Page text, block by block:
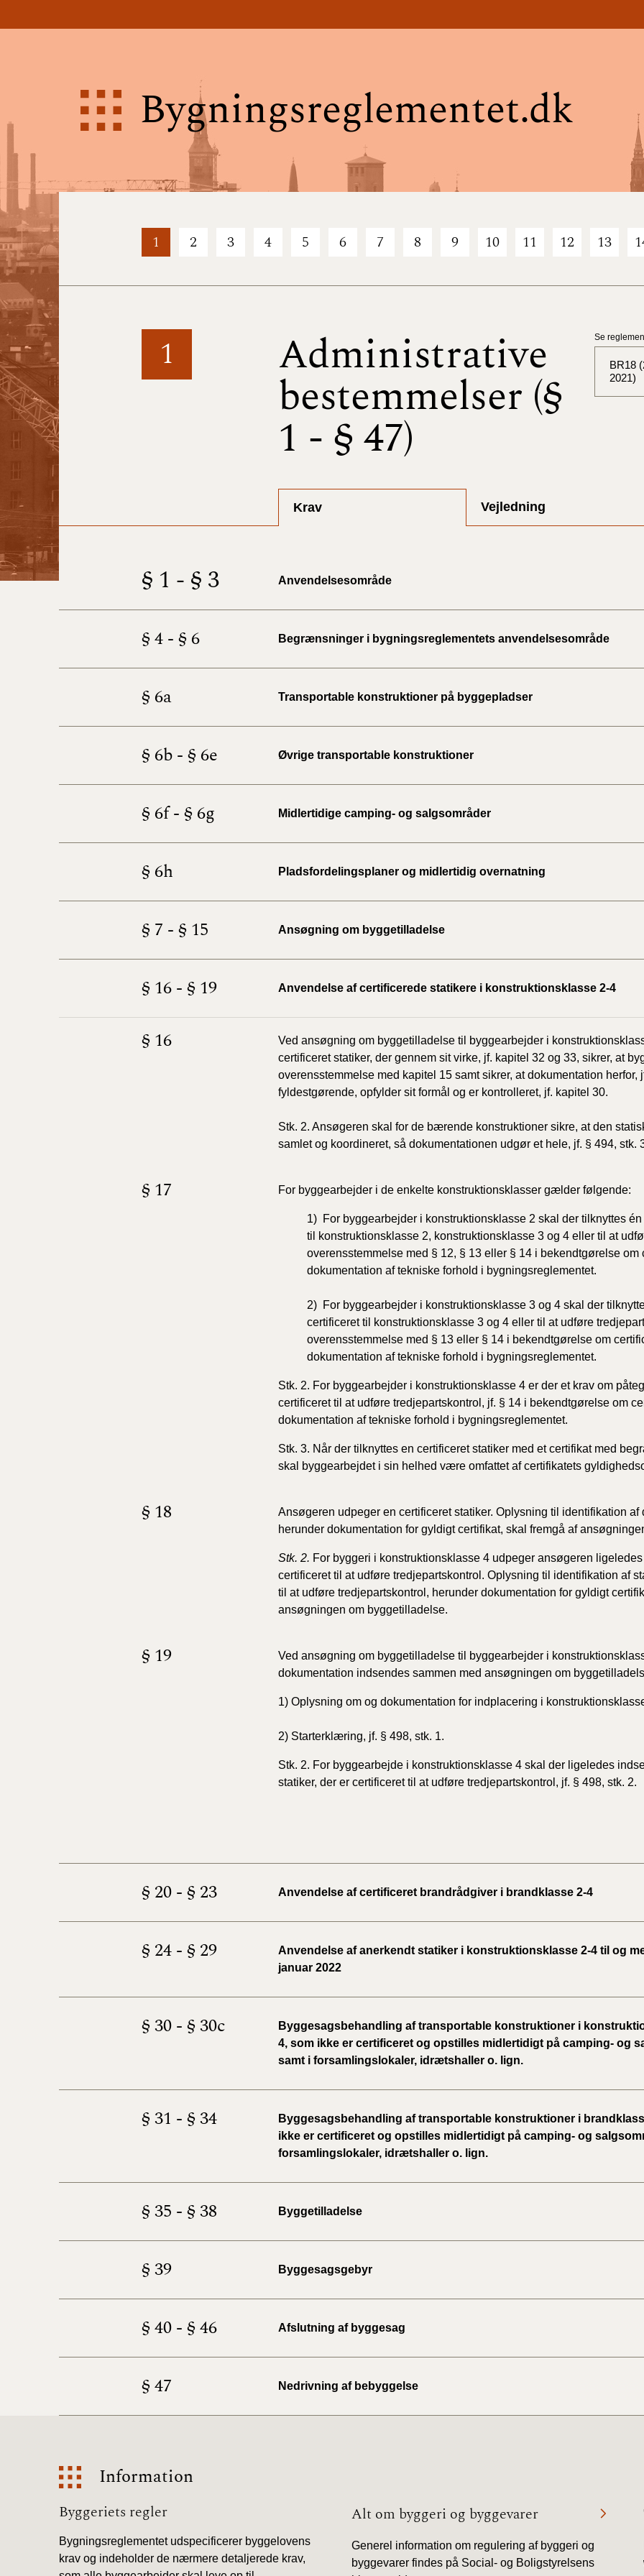
Bygningsreglementet.dk
1 2 3 4 5 6 7 8 9 10 11 12 13
1 Administrative
bestemmelser (§
1 - § 47)
Se
BR18
2021)
BR18
BR18
2020)
BR18
2019)
BR18
BR15
Krav Vejledning
§ 1 - § 3 Anvendelsesområde
§ 4 - § 6 Begrænsninger i bygningsreglementets anvendelsesområde
§ 6a Transportable konstruktioner på byggepladser
§ 6b - § 6e Øvrige transportable konstruktioner
§ 6f - § 6g Midlertidige camping- og salgsområder
§ 6h Pladsfordelingsplaner og midlertidig overnatning
§ 7 - § 15 Ansøgning om byggetilladelse
§ 16 - § 19 Anvendelse af certificerede statikere i konstruktionsklasse 2-4
§ 16
Ved ansøgning om byggetilladelse til byggearbejder i
certificeret statiker, der gennem sit virke, jf. kapitel 32 og 33, sikrer, at
overensstemmelse med kapitel 15 samt sikrer, at dokumentation herfor,
fyldestgørende, opfylder sit formål og er kontrolleret, jf. kapitel 30.
Stk. 2. Ansøgeren skal for de bærende konstruktioner sikre, at den
samlet og koordineret, så dokumentationen udgør et hele, jf. § 494, stk.
§ 17 For byggearbejder i de enkelte konstruktionsklasser gælder følgende:
1) For byggearbejder i konstruktionsklasse 2 skal der tilknyttes
til konstruktionsklasse 2, konstruktionsklasse 3 og 4 eller til at
overensstemmelse med § 12, § 13 eller § 14 i bekendtgørelse om
dokumentation af tekniske forhold i bygningsreglementet.
2) For byggearbejder i konstruktionsklasse 3 og 4 skal der
certificeret til konstruktionsklasse 3 og 4 eller til at udføre
overensstemmelse med § 13 eller § 14 i bekendtgørelse om
dokumentation af tekniske forhold i bygningsreglementet.
Stk. 2. For byggearbejder i konstruktionsklasse 4 er der et krav om
certificeret til at udføre tredjepartskontrol, jf. § 14 i bekendtgørelse om
dokumentation af tekniske forhold i bygningsreglementet.
Stk. 3. Når der tilknyttes en certificeret statiker med et certifikat med
skal byggearbejdet i sin helhed være omfattet af certifikatets
§ 18
Ansøgeren udpeger en certificeret statiker. Oplysning til identifikation af
herunder dokumentation for gyldigt certifikat, skal fremgå af
Stk. 2. For byggeri i konstruktionsklasse 4 udpeger ansøgeren
certificeret til at udføre tredjepartskontrol. Oplysning til identifikation af
til at udføre tredjepartskontrol, herunder dokumentation for gyldigt
ansøgningen om byggetilladelse.
§ 19
Ved ansøgning om byggetilladelse til byggearbejder i
dokumentation indsendes sammen med ansøgningen om
1) Oplysning om og dokumentation for indplacering i konstruktionsklass
2) Starterklæring, jf. § 498, stk. 1.
Stk. 2. For byggearbejde i konstruktionsklasse 4 skal der ligeledes
statiker, der er certificeret til at udføre tredjepartskontrol, jf. § 498, stk. 2.
§ 20 - § 23 Anvendelse af certificeret brandrådgiver i brandklasse 2-4
§ 24 - § 29
Anvendelse af anerkendt statiker i konstruktionsklasse 2-4 til og
januar 2022
§ 30 - § 30c
Byggesagsbehandling af transportable konstruktioner i
4, som ikke er certificeret og opstilles midlertidigt på camping- og
samt i forsamlingslokaler, idrætshaller o. lign.
§ 31 - § 34
Byggesagsbehandling af transportable konstruktioner i
ikke er certificeret og opstilles midlertidigt på camping- og
forsamlingslokaler, idrætshaller o. lign.
§ 35 - § 38 Byggetilladelse
§ 39 Byggesagsgebyr
§ 40 - § 46 Afslutning af byggesag
§ 47 Nedrivning af bebyggelse
Information
Information
Byggeriets regler
Bygningsreglementet udspecificerer byggelovens
krav og indeholder de nærmere detaljerede krav,
Alt om byggeri og byggevarer
Generel information om regulering af byggeri og
byggevarer findes på Social- og Boligstyrelsens